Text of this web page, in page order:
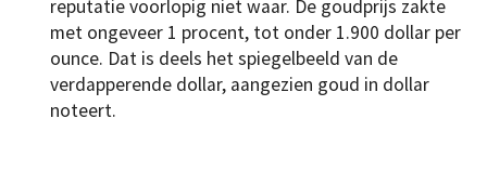
reputatie voorlopig niet waar. De goudprijs zakte
met ongeveer 1 procent, tot onder 1.900 dollar per
ounce. Dat is deels het spiegelbeeld van de
verdapperende dollar, aangezien goud in dollar
noteert.